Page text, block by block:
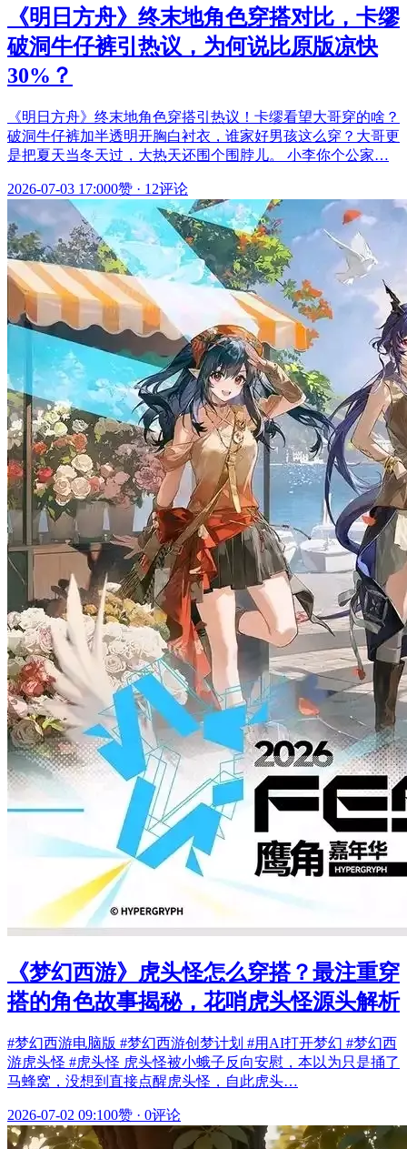
《明日方舟》终末地角色穿搭对比，卡缪
破洞牛仔裤引热议，为何说比原版凉快
30%？
《明日方舟》终末地角色穿搭引热议！卡缪看望大哥穿的啥？
破洞牛仔裤加半透明开胸白衬衣，谁家好男孩这么穿？大哥更
是把夏天当冬天过，大热天还围个围脖儿。 小李你个公家…
2026-07-03 17:000赞 · 12评论
《梦幻西游》虎头怪怎么穿搭？最注重穿
搭的角色故事揭秘，花哨虎头怪源头解析
#梦幻西游电脑版 #梦幻西游创梦计划 #用AI打开梦幻 #梦幻西
游虎头怪 #虎头怪 虎头怪被小蛾子反向安慰，本以为只是捅了
马蜂窝，没想到直接点醒虎头怪，自此虎头…
2026-07-02 09:100赞 · 0评论